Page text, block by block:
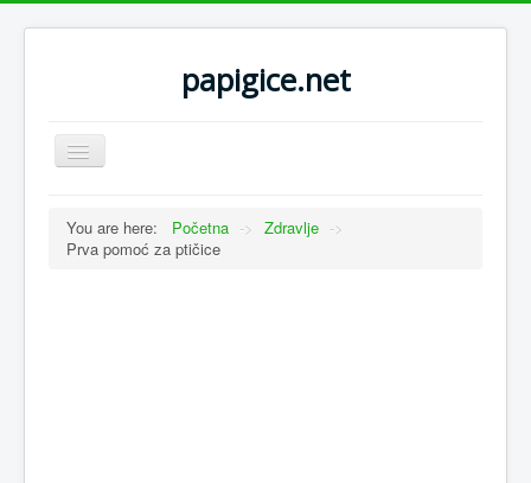
papigice.net
Toggle
Navigation
You are here: Početna -> Zdravlje ->
Prva pomoć za ptičice